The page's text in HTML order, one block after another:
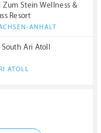
Zum Stein Wellness &
Resort
ANHALT
South Ari Atoll
ATOLL